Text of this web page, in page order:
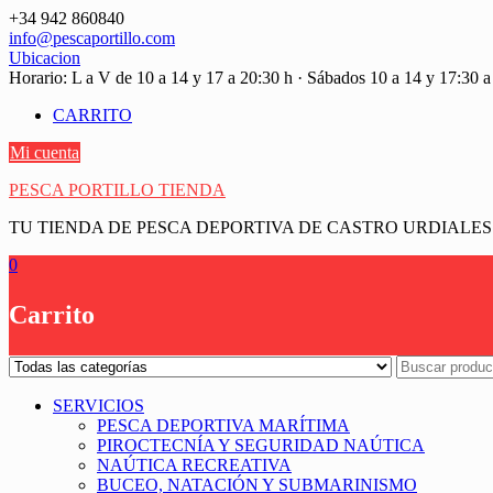
Saltar
contenido
+34 942 860840
info@pescaportillo.com
Ubicacion
Horario: L a V de 10 a 14 y 17 a 20:30 h · Sábados 10 a 14 y 17:30
CARRITO
Mi cuenta
PESCA PORTILLO TIENDA
TU TIENDA DE PESCA DEPORTIVA DE CASTRO URDIALES
0
Carrito
SERVICIOS
PESCA DEPORTIVA MARÍTIMA
PIROCTECNÍA Y SEGURIDAD NAÚTICA
NAÚTICA RECREATIVA
BUCEO, NATACIÓN Y SUBMARINISMO